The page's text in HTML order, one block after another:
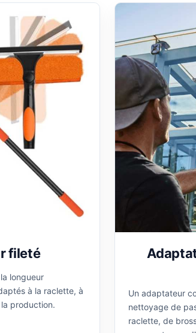
fileté
longueur
à la raclette, à
production.
Un adaptateur
nettoyage de
raclette, de